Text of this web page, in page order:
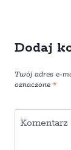
Dodaj
Twój adres e-
oznaczone *
Komentarz